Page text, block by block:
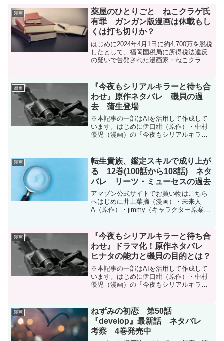
漫画
薬屋のひとりごと ねこクラゲ氏
有罪 ガンガン版漫画は休載もし
くは打ち切りか？
はじめに2024年4月1日に約4,700万を脱税
したとして、福岡国税局に所得税法違反
の疑いで告発された漫画家・ねこクラゲ
ひとりごと』ガンガン版(ビッグガンガン
コミックス...
漫画
『今夜もシリアルキラーと待ち合
わせ』原作ネタバレ 磯貝の過
去 蒲生登場
※本記事の一部はAIを活用して作成して
います。はじめに伊口紺（原作）・中村
優児（漫画）の『今夜もシリアルキラー
から第8話)に収録です。『今夜もシリア
ルキラーと待ち合...
漫画
転生貴族、鑑定スキルで成り上が
る 12巻(100話から108話) ネタ
バレ リーツ・ミューセスの過去
アマゾン公式サイトでお買い物はこちら
へはじめに井上菜摘（漫画）・未来人
A（原作）・jimmy（キャラクター原案）
を増やしていたら、最強領地になって
た〜』12巻のネタバ...
漫画
『今夜もシリアルキラーと待ち合
わせ』ドラマ化！原作ネタバレ
ヒナタの能力と磯貝の目的とは？
※本記事の一部はAIを活用して作成して
います。はじめに伊口紺（原作）・中村
優児（漫画）の『今夜もシリアルキラー
ルキラーと待ち合わせ』はgood！アフタ
ヌーンにて連載...
漫画
ねずみの初恋 第50話
『develop』最新話 ネタバレ
考察 4巻発売中